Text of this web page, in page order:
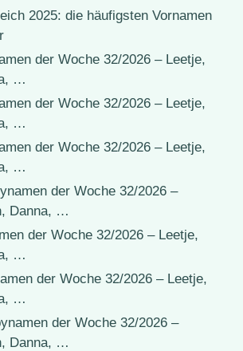
2025: die häufigsten Vornamen
der Woche 32/2026 – Leetje,
…
der Woche 32/2026 – Leetje,
…
der Woche 32/2026 – Leetje,
…
der Woche 32/2026 –
Danna, …
der Woche 32/2026 – Leetje,
…
der Woche 32/2026 – Leetje,
…
der Woche 32/2026 –
Danna, …